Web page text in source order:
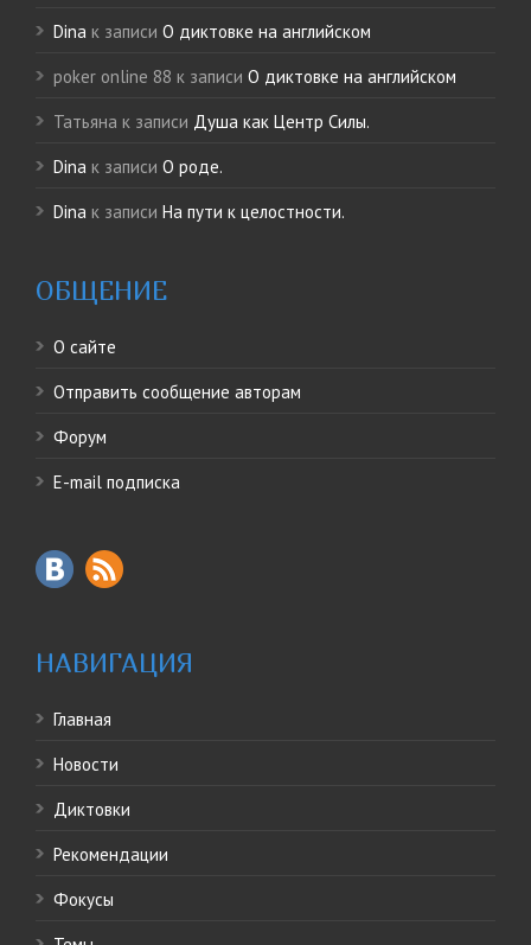
Dina к записи О диктовке на английском
poker online 88 к записи О диктовке на английском
Татьяна к записи Душа как Центр Силы.
Dina к записи О роде.
Dina к записи На пути к целостности.
ОБЩЕНИЕ
О сайте
Отправить сообщение авторам
Форум
E-mail подписка
НАВИГАЦИЯ
Главная
Новости
Диктовки
Рекомендации
Фокусы